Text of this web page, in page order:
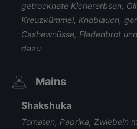
getrocknete Kichererbsen,
Kreuzkümmel, Knoblauch,
Cashewnüsse, Fladenbrot
dazu
Mains
Shakshuka
Tomaten, Paprika, Zwiebeln